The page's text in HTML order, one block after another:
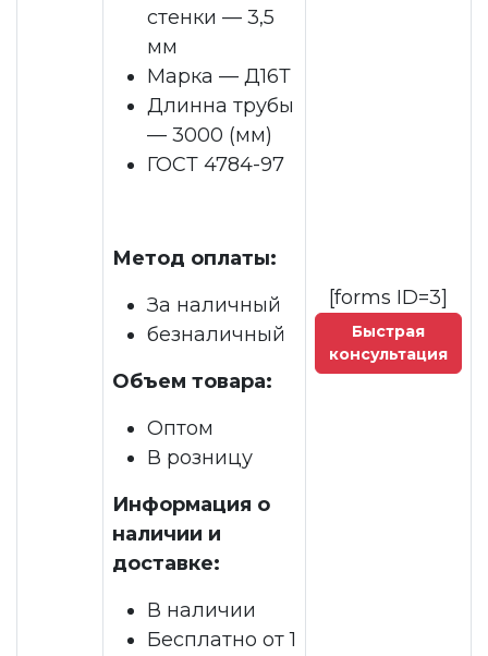
стенки — 3,5
мм
Марка — Д16Т
Длинна трубы
— 3000 (мм)
ГОСТ 4784-97
Метод оплаты:
За наличный
безналичный
Объем товара:
Оптом
В розницу
Информация о
наличии и
доставке:
В наличии
Бесплатно от 1
[forms ID=3]
Быстрая
консультация